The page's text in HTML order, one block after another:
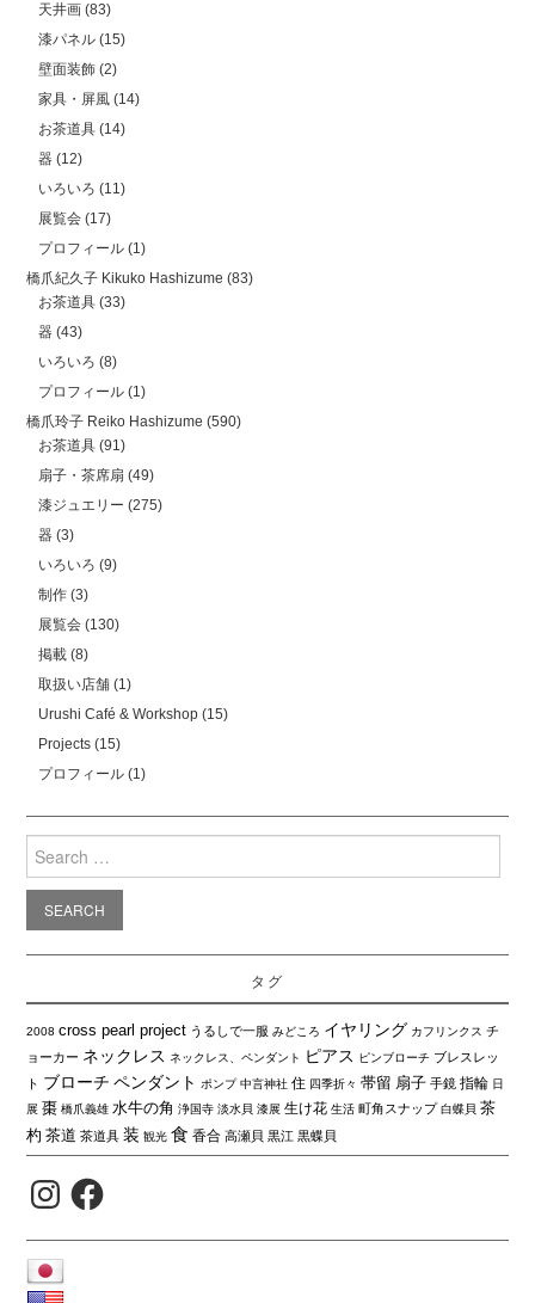
天井画 (83)
漆パネル (15)
壁面装飾 (2)
家具・屏風 (14)
お茶道具 (14)
器 (12)
いろいろ (11)
展覧会 (17)
プロフィール (1)
橋爪紀久子 Kikuko Hashizume (83)
お茶道具 (33)
器 (43)
いろいろ (8)
プロフィール (1)
橋爪玲子 Reiko Hashizume (590)
お茶道具 (91)
扇子・茶席扇 (49)
漆ジュエリー (275)
器 (3)
いろいろ (9)
制作 (3)
展覧会 (130)
掲載 (8)
取扱い店舗 (1)
Urushi Café & Workshop (15)
Projects (15)
プロフィール (1)
for:
タグ
2008 cross pearl project うるしで一服 みどころ イヤリング カフリンクス チ
ョーカー ネックレス ネックレス、ペンダント ピアス ピンブローチ ブレスレッ
ト ブローチ ペンダント ポンプ 中言神社 住 四季折々 帯留 扇子 手鏡 指輪 日
展 棗 橋爪義雄 水牛の角 浄国寺 淡水貝 漆展 生け花 生活 町角スナップ 白蝶貝 茶
杓 茶道 茶道具 装 観光 食 香合 高瀬貝 黒江 黒蝶貝
InstagramFacebook